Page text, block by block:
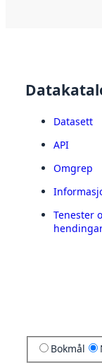
Datasett
API
Omgrep
Tenester
Bokmål